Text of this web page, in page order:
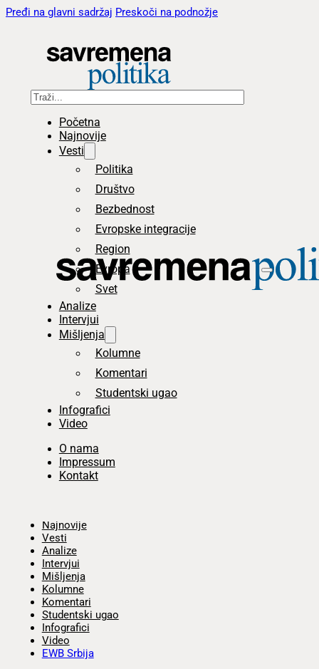
Pređi na glavni sadržaj Preskoči na podnožje
Pretraga
Početna
Najnovije
Vesti
Politika
Društvo
Bezbednost
Evropske integracije
Region
Evropa
Svet
Analize
Intervjui
Mišljenja
Kolumne
Komentari
Studentski ugao
Infografici
Video
O nama
Impressum
Kontakt
Najnovije
Vesti
Analize
Intervjui
Mišljenja
Kolumne
Komentari
Studentski ugao
Infografici
Video
EWB Srbija